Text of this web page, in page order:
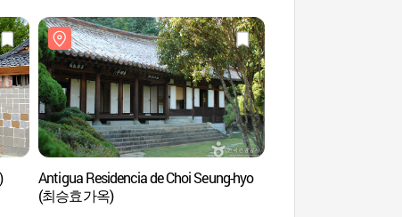
Antigua Residencia de Choi Seung-hyo
(최승효가옥)